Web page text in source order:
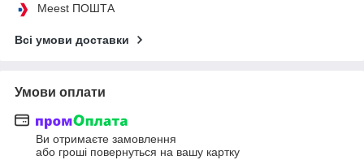
Meest ПОШТА
Всі умови доставки
Умови оплати
Ви отримаєте замовлення
або гроші повернуться на вашу картку